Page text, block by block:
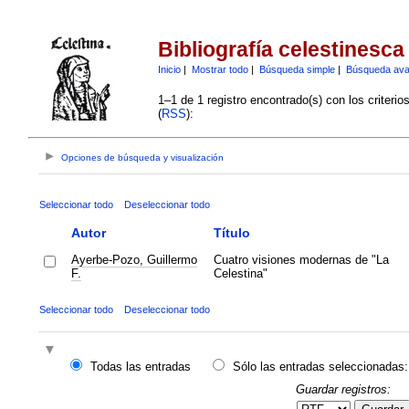
Bibliografía celestinesca
Inicio| Mostrar todo| Búsqueda simple| Búsqueda
1–1 de 1 registro encontrado(s) con los
(RSS):
Opciones de búsqueda y visualización
Seleccionar todo Deseleccionar todo
Autor Título
Ayerbe-Pozo, Guillermo
F.
Cuatro visiones modernas de "La
Celestina"
Seleccionar todo Deseleccionar todo
Todas las entradas
Sólo las entradas seleccionadas:
Guardar registros: